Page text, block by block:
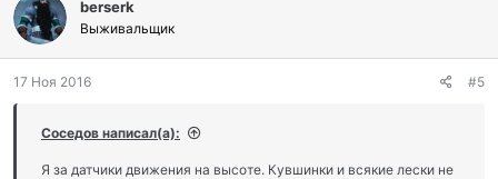
berserk
Выживальщик
17 Ноя 2016 #5
Соседов написал(а):
Я за датчики движения на высоте. Кувшинки и всякие лески не